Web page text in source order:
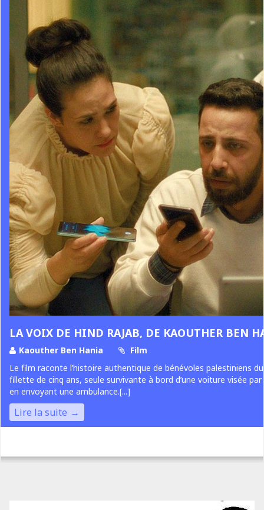
LA VOIX DE HIND RAJAB, DE KAOUTHER BEN
Kaouther Ben Hania
Film
Le film raconte l’histoire authentique de bénévoles palestiniens
fillette de cinq ans, seule survivante à bord d’une voiture visée
en envoyant une ambulance.[...]
Lire la suite